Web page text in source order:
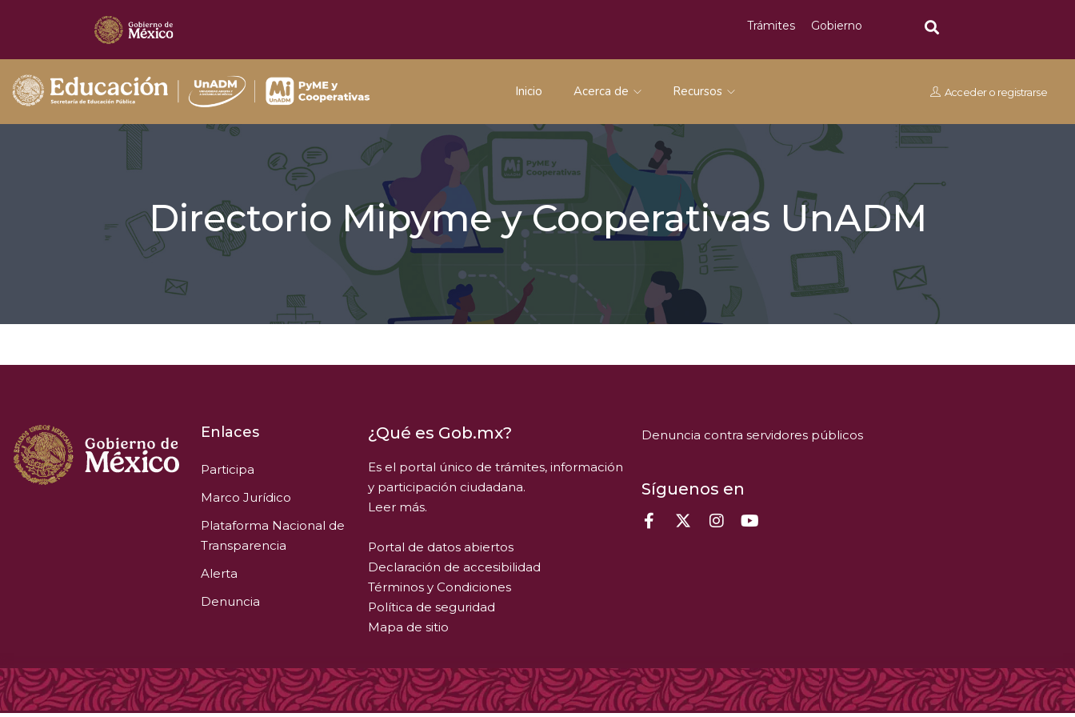
Trámites Gobierno
Inicio Acerca de Recursos Acceder o registrarse
Directorio Mipyme y Cooperativas UnADM
Enlaces
Participa
Marco Jurídico
Plataforma Nacional de
Transparencia
Alerta
Denuncia
¿Qué es Gob.mx?
Es el portal único de trámites, información
y participación ciudadana.
Leer más.
Portal de datos abiertos
Declaración de accesibilidad
Términos y Condiciones
Política de seguridad
Mapa de sitio
Denuncia contra servidores públicos
Síguenos en